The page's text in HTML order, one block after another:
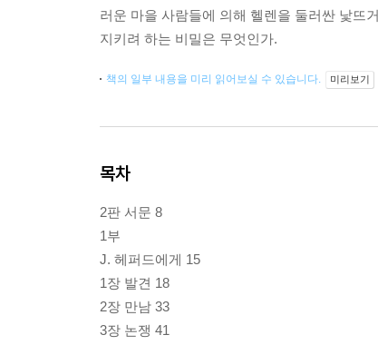
러운 마을 사람들에 의해 헬렌을 둘러싼 낯
지키려 하는 비밀은 무엇인가.
책의 일부 내용을 미리 읽어보실 수 있습니다. 미리보기
목차
2판 서문 8
1부
J. 헤퍼드에게 15
1장 발견 18
2장 만남 33
3장 논쟁 41